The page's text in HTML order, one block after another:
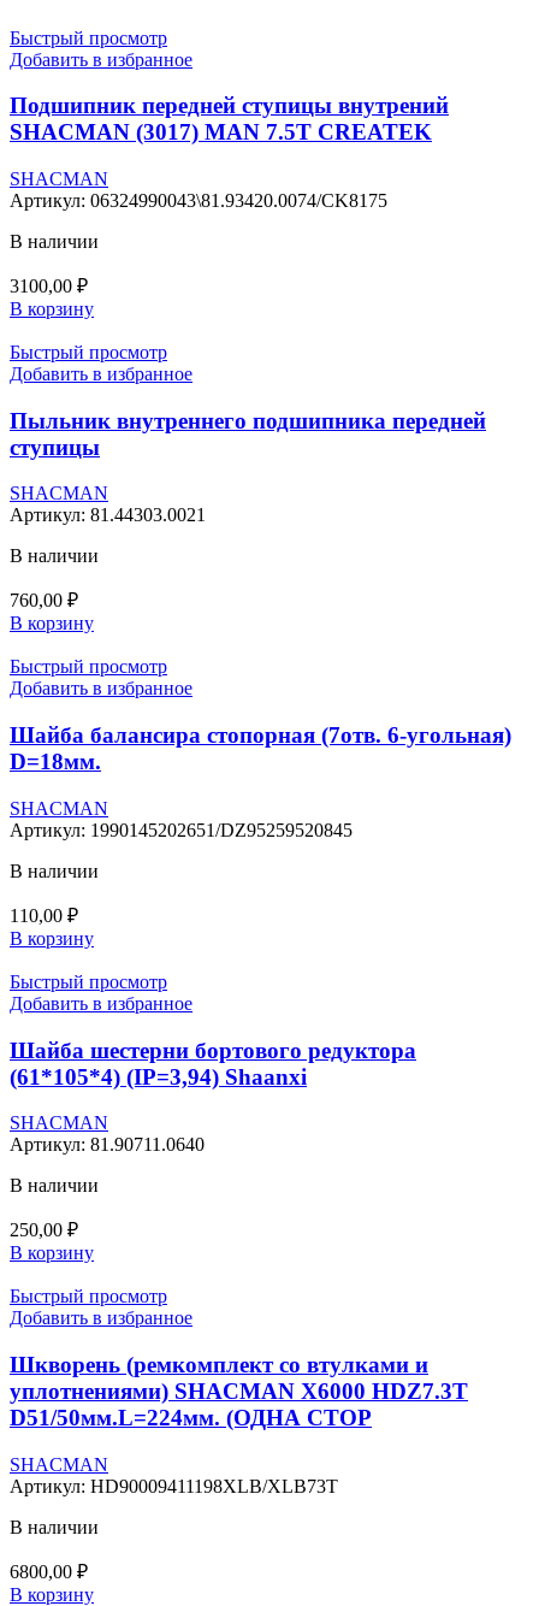
Быстрый просмотр
Добавить в избранное
Подшипник передней ступицы внутрений
SHACMAN (3017) MAN 7.5T CREATEK
SHACMAN
Артикул: 06324990043\81.93420.0074/CK8175
В наличии
3100,00 ₽
В корзину
Быстрый просмотр
Добавить в избранное
Пыльник внутреннего подшипника передней
ступицы
SHACMAN
Артикул: 81.44303.0021
В наличии
760,00 ₽
В корзину
Быстрый просмотр
Добавить в избранное
Шайба балансира стопорная (7отв. 6-угольная)
D=18мм.
SHACMAN
Артикул: 1990145202651/DZ95259520845
В наличии
110,00 ₽
В корзину
Быстрый просмотр
Добавить в избранное
Шайба шестерни бортового редуктора
(61*105*4) (IP=3,94) Shaanxi
SHACMAN
Артикул: 81.90711.0640
В наличии
250,00 ₽
В корзину
Быстрый просмотр
Добавить в избранное
Шкворень (ремкомплект со втулками и
уплотнениями) SHACMAN X6000 HDZ7.3T
D51/50мм.L=224мм. (ОДНА СТОР
SHACMAN
Артикул: HD90009411198XLB/XLB73T
В наличии
6800,00 ₽
В корзину